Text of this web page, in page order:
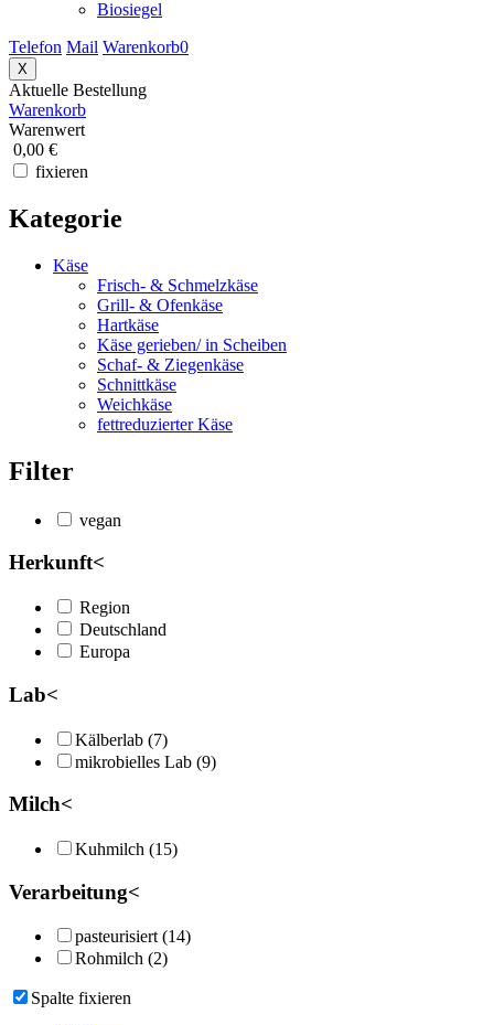
Biosiegel
Telefon Mail Warenkorb0
X
Aktuelle Bestellung
Warenkorb
Warenwert
0,00 €
fixieren
Kategorie
Käse
Frisch- & Schmelzkäse
Grill- & Ofenkäse
Hartkäse
Käse gerieben/ in Scheiben
Schaf- & Ziegenkäse
Schnittkäse
Weichkäse
fettreduzierter Käse
Filter
vegan
Herkunft<
Region
Deutschland
Europa
Lab<
Kälberlab (7)
mikrobielles Lab (9)
Milch<
Kuhmilch (15)
Verarbeitung<
pasteurisiert (14)
Rohmilch (2)
Spalte fixieren